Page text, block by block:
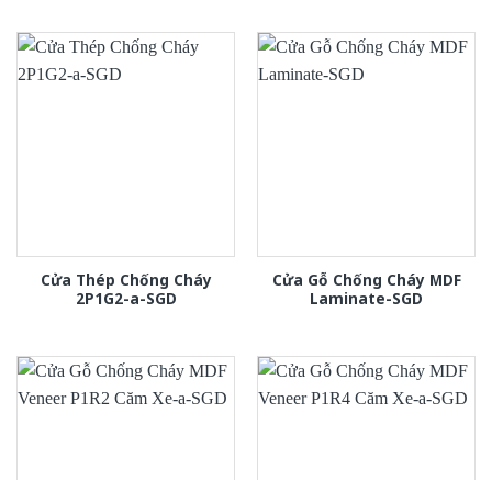
Cửa Thép Chống Cháy
2P1G2-a-SGD
Cửa Gỗ Chống Cháy MDF
Laminate-SGD